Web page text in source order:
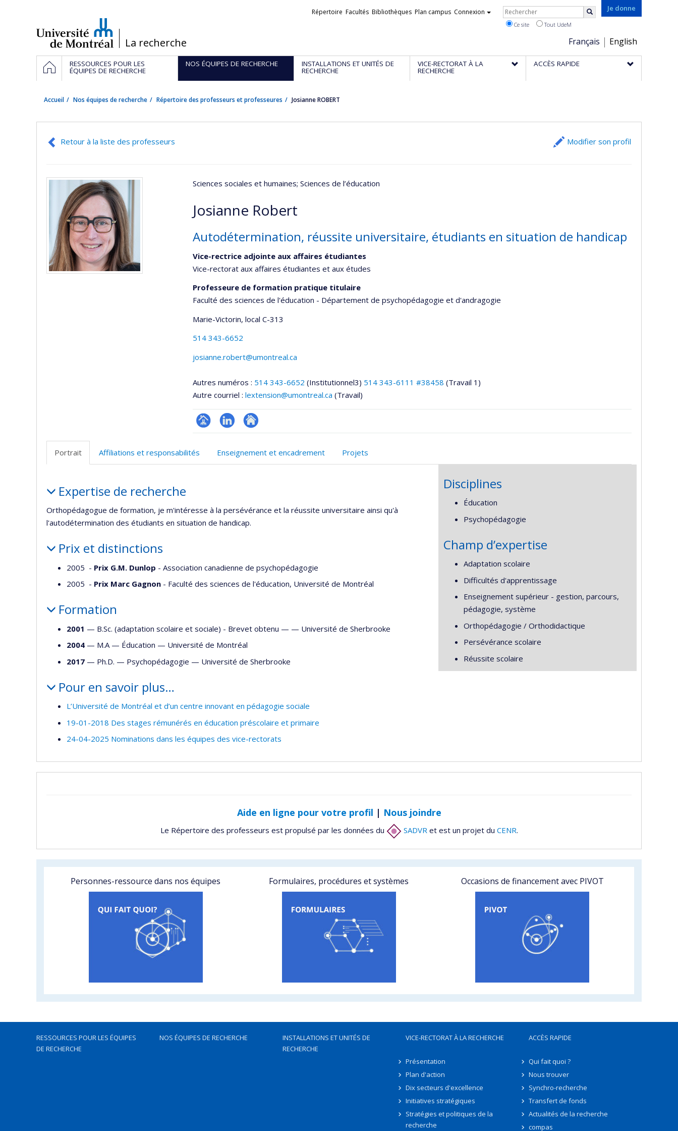
/La recherche
Je donne
Choix
de
la
Français English
Liens
Répertoire Facultés Bibliothèques Plan campus Connexion Rechercher
Ce site Tout UdeM
Navigation
principale
ACCUEILRESSOURCES POUR LES
ÉQUIPES DE RECHERCHE
NOS ÉQUIPES DE RECHERCHE INSTALLATIONS ET UNITÉS DE
RECHERCHE
VICE-RECTORAT À LA
RECHERCHE
ACCÈS RAPIDE
Accueil Nos équipes de recherche Répertoire des professeurs et professeures Josianne ROBERT
Retour à la liste des professeurs Modifier son profil
Sciences sociales et humaines; Sciences de l’éducation
Josianne Robert
Autodétermination, réussite universitaire, étudiants en situation de handicap
Vice-rectrice adjointe aux affaires étudiantes
Vice-rectorat aux affaires étudiantes et aux études
Professeure de formation pratique titulaire
Faculté des sciences de l'éducation - Département de psychopédagogie et d'andragogie
Marie-Victorin, local C-313
514 343-6652
josianne.robert@umontreal.ca
Autres numéros : 514 343-6652 (Institutionnel3) 514 343-6111 #38458 (Travail 1)
Autre courriel : lextension@umontreal.ca (Travail)
Page
(faculté,département,école)
LinkedInAutre
Portrait Affiliations et responsabilités Enseignement et encadrement Projets
Expertise de recherche
Orthopédagogue de formation, je m'intéresse à la persévérance et la réussite universitaire ainsi qu'à
l'autodétermination des étudiants en situation de handicap.
Prix et distinctions
2005 - Prix G.M. Dunlop - Association canadienne de psychopédagogie
2005 - Prix Marc Gagnon - Faculté des sciences de l'éducation, Université de Montréal
Formation
2001 — B.Sc. (adaptation scolaire et sociale) - Brevet obtenu — — Université de Sherbrooke
2004 — M.A — Éducation — Université de Montréal
2017 — Ph.D. — Psychopédagogie — Université de Sherbrooke
Pour en savoir plus…
L’Université de Montréal et d’un centre innovant en pédagogie sociale
19-01-2018 Des stages rémunérés en éducation préscolaire et primaire
24-04-2025 Nominations dans les équipes des vice-rectorats
Disciplines
Éducation
Psychopédagogie
Champ d’expertise
Adaptation scolaire
Difficultés d'apprentissage
Enseignement supérieur - gestion, parcours,
pédagogie, système
Orthopédagogie / Orthodidactique
Persévérance scolaire
Réussite scolaire
Aide en ligne pour votre profil | Nous joindre
Le Répertoire des professeurs est propulsé par les données du SADVRet est un projet du CENR.
Personnes-ressource dans nos équipes Formulaires, procédures et systèmes Occasions de financement avec PIVOT
RESSOURCES POUR LES ÉQUIPES
DE RECHERCHE
NOS ÉQUIPES DE RECHERCHE
INSTALLATIONS ET UNITÉS DE
RECHERCHE
VICE-RECTORAT À LA RECHERCHE
Présentation
Plan d'action
Dix secteurs d'excellence
Initiatives stratégiques
Stratégies et politiques de la
recherche
ACCÈS RAPIDE
Qui fait quoi ?
Nous trouver
Synchro-recherche
Transfert de fonds
Actualités de la recherche
compas